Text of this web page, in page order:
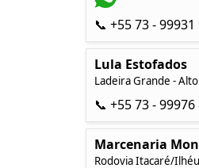
📞 +55 73 -
Lula Estofados
Ladeira Grande -
📞 +55 73 -
Marcenaria
Rodovia Itacaré/